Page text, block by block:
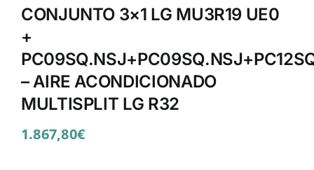
CONJUNTO 3×1 LG MU3R19 UE0
+
– AIRE ACONDICIONADO
MULTISPLIT LG R32
1.867,80€